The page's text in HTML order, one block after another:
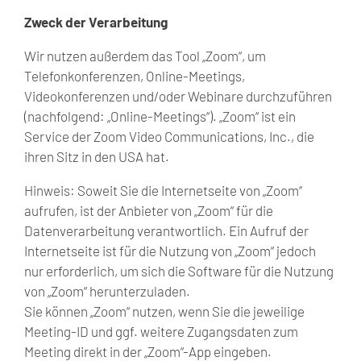
Zweck der Verarbeitung
Wir nutzen außerdem das Tool „Zoom“, um
Telefonkonferenzen, Online-Meetings,
Videokonferenzen und/oder Webinare durchzuführen
(nachfolgend: „Online-Meetings“). „Zoom“ ist ein
Service der Zoom Video Communications, Inc., die
ihren Sitz in den USA hat.
Hinweis: Soweit Sie die Internetseite von „Zoom“
aufrufen, ist der Anbieter von „Zoom“ für die
Datenverarbeitung verantwortlich. Ein Aufruf der
Internetseite ist für die Nutzung von „Zoom“ jedoch
nur erforderlich, um sich die Software für die Nutzung
von „Zoom“ herunterzuladen.
Sie können „Zoom“ nutzen, wenn Sie die jeweilige
Meeting-ID und ggf. weitere Zugangsdaten zum
Meeting direkt in der „Zoom“-App eingeben.